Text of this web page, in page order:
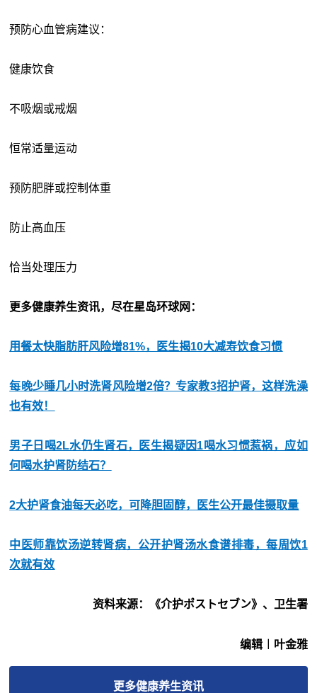
预防心血管病建议：
健康饮食
不吸烟或戒烟
恒常适量运动
预防肥胖或控制体重
防止高血压
恰当处理压力
更多健康养生资讯，尽在星岛环球网：
用餐太快脂肪肝风险增81%，医生揭10大减寿饮食习惯
每晚少睡几小时洗肾风险增2倍？专家教3招护肾，这样洗澡
也有效！
男子日喝2L水仍生肾石，医生揭疑因1喝水习惯惹祸，应如
何喝水护肾防结石？
2大护肾食油每天必吃，可降胆固醇，医生公开最佳摄取量
中医师靠饮汤逆转肾病，公开护肾汤水食谱排毒，每周饮1
次就有效
资料来源：《介护ポストセブン》、卫生署
编辑︱叶金雅
更多健康养生资讯